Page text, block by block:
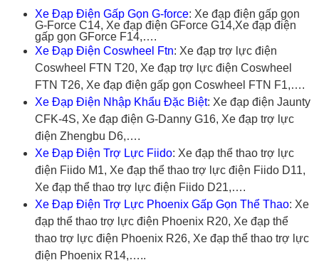
Xe Đạp Điện Gấp Gọn G-force: Xe đạp điện gấp gọn
G-Force C14, Xe đạp điện GForce G14,Xe đạp điện
gấp gọn GForce F14,….
Xe Đạp Điện Coswheel Ftn: Xe đạp trợ lực điện
Coswheel FTN T20, Xe đạp trợ lực điện Coswheel
FTN T26, Xe đạp điện gấp gọn Coswheel FTN F1,….
Xe Đạp Điện Nhập Khẩu Đặc Biệt: Xe đạp điện Jaunty
CFK-4S, Xe đạp điện G-Danny G16, Xe đạp trợ lực
điện Zhengbu D6,….
Xe Đạp Điện Trợ Lực Fiido: Xe đạp thể thao trợ lực
điện Fiido M1, Xe đạp thể thao trợ lực điện Fiido D11,
Xe đạp thể thao trợ lực điện Fiido D21,….
Xe Đạp Điện Trợ Lực Phoenix Gấp Gọn Thể Thao: Xe
đạp thể thao trợ lực điện Phoenix R20, Xe đạp thể
thao trợ lực điện Phoenix R26, Xe đạp thể thao trợ lực
điện Phoenix R14,…..